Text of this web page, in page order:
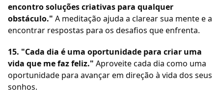
encontro soluções criativas para qualquer
obstáculo." A meditação ajuda a clarear sua mente e a
encontrar respostas para os desafios que enfrenta.
15. "Cada dia é uma oportunidade para criar uma
vida que me faz feliz." Aproveite cada dia como uma
oportunidade para avançar em direção à vida dos seus
sonhos.